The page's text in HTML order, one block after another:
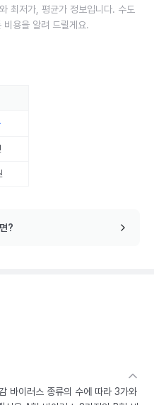
최저가, 평균가 정보입니다. 수도
비용을 알려 드릴게요.
?
바이러스 종류의 수에 따라 3가와